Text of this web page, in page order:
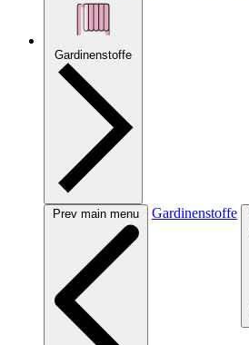
Gardinenstoffe
Prev main menu Gardinenstoffe